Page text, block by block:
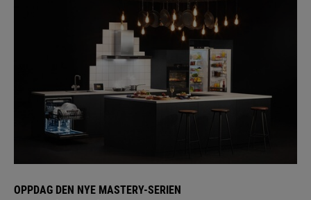
OPPDAG DEN NYE MASTERY-SERIEN